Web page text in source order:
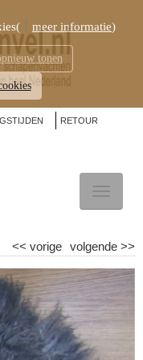
RETOUR
volgende >>
<< vorige
meer informatie)
tonen